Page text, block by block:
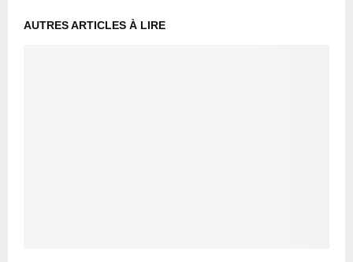
AUTRES ARTICLES À LIRE